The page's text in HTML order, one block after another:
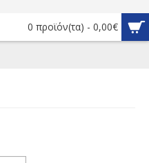
0 προϊόν(τα) - 0,00€